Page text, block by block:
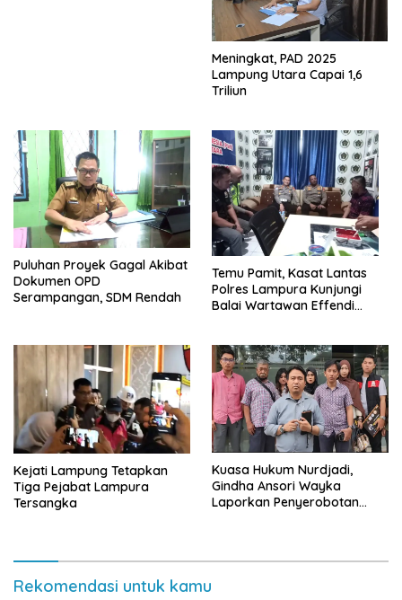
Meningkat, PAD 2025
Lampung Utara Capai 1,6
Triliun
Puluhan Proyek Gagal Akibat
Dokumen OPD
Serampangan, SDM Rendah
Temu Pamit, Kasat Lantas
Polres Lampura Kunjungi
Balai Wartawan Effendi
Kejati Lampung Tetapkan
Tiga Pejabat Lampura
Tersangka
Kuasa Hukum Nurdjadi,
Gindha Ansori Wayka
Laporkan Penyerobotan
Rekomendasi untuk kamu